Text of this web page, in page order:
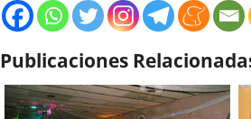
Publicaciones